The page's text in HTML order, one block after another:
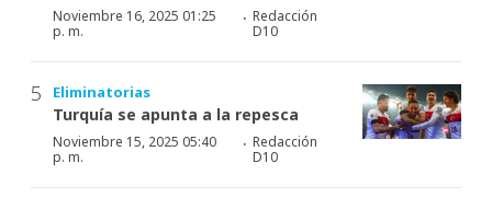
Noviembre 16, 2025 01:25
p. m.
·Redacción
D10
Eliminatorias
Turquía se apunta a la repesca
Noviembre 15, 2025 05:40
p. m.
·Redacción
D10